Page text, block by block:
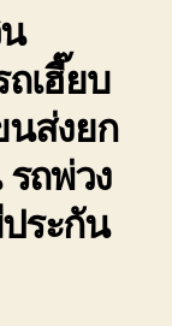
เฮี๊ยบ
ส่งยก
รถพ่วง
ระกัน